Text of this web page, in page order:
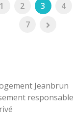
1 2 3 4
7
Jeanbrun